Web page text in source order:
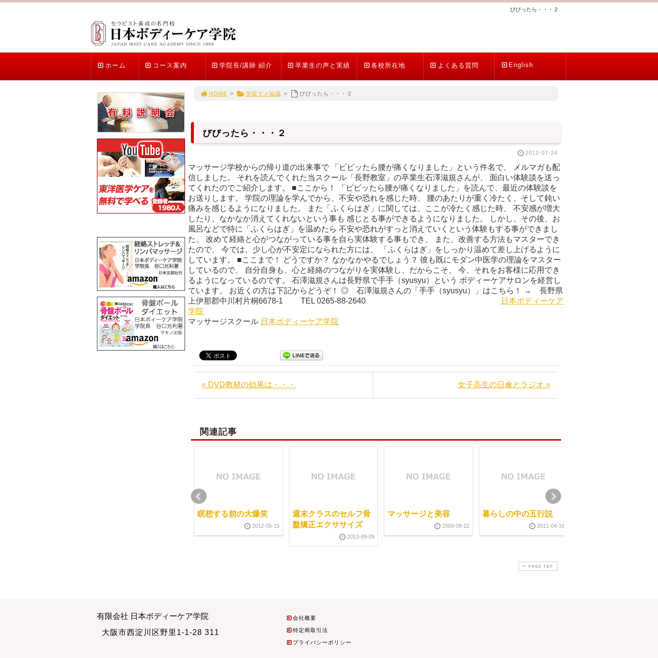
びびったら・・・２
ホーム コース案内 学院長/講師 紹介 卒業生の声と実績 各校所在地 よくある質問 English
HOME > 学院マメ知識 > びびったら・・・２
びびったら・・・２
2012-07-24
マッサージ学校からの帰り道の出来事で 「ビビッたら腰が痛くなりました」という件名で、 メルマガも配
信しました。 それを読んでくれた当スクール「長野教室」の卒業生石澤滋規さんが、 面白い体験談を送っ
てくれたのでご紹介します。 ■ここから！ 「ビビッたら腰が痛くなりました」を読んで、最近の体験談を
お送りします。 学院の理論を学んでから、不安や恐れを感じた時、 腰のあたりが重く冷たく、そして鈍い
痛みを感じるようになりました。 また「ふくらはぎ」に関しては、ここが冷たく感じた時、 不安感が増大
したり、なかなか消えてくれないという事も 感じとる事ができるようになりました。 しかし、その後、お
風呂などで特に「ふくらはぎ」を温めたら 不安や恐れがすっと消えていくという体験もする事ができまし
た。 改めて経絡と心がつながっている事を自ら実体験する事もでき、 また、改善する方法もマスターでき
たので、 今では、少し心が不安定になられた方には、 「ふくらはぎ」をしっかり温めて差し上げるように
しています。 ■ここまで！ どうですか？ なかなかやるでしょう？ 彼も既にモダン中医学の理論をマスター
しているので、 自分自身も、心と経絡のつながりを実体験し、だからこそ、 今、それをお客様に応用でき
るようになっているのです。 石澤滋規さんは長野県で手手（syusyu）という ボディーケアサロンを経営し
ています。 お近くの方は下記からどうぞ！ ◎ 石澤滋規さんの「手手（syusyu）」はこちら！ → 長野県
上伊那郡中川村片桐6678-1 TEL 0265-88-2640
日本ボディーケア
学院
マッサージスクール 日本ボディーケア学院
« DVD教材の効果は・・・ 女子高生の日傘とラジオ »
関連記事
瞑想する前の大爆笑
2012-05-15
週末クラスのセルフ骨
盤矯正エクササイズ
2013-09-09
マッサージと美容
2009-08-22
暮らしの中の五行説
2011-04-16
自分でカラダを整える
2013-03-04
PAGE TOP
有限会社 日本ボディーケア学院
大阪市西淀川区野里1-1-28 311
会社概要
特定商取引法
プライバシーポリシー